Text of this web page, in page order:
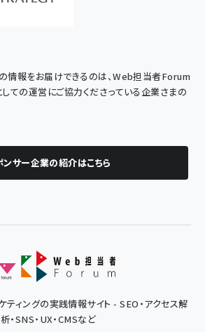
情報をお届けできるのは、Web担当者Forum
ての運営にご協力くださっている企業さまの
ンサー企業の紹介はこちら
ティングの実践情報サイト - SEO・アクセス解
析・SNS・UX・CMSなど